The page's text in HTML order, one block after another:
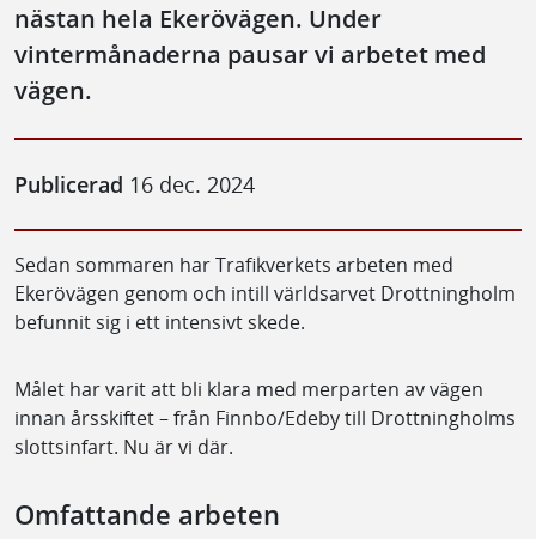
nästan hela Ekerövägen. Under
vintermånaderna pausar vi arbetet med
vägen.
Publicerad 16 dec. 2024
Sedan sommaren har Trafikverkets arbeten med
Ekerövägen genom och intill världsarvet Drottningholm
befunnit sig i ett intensivt skede.
Målet har varit att bli klara med merparten av vägen
innan årsskiftet – från Finnbo/Edeby till Drottningholms
slottsinfart. Nu är vi där.
Omfattande arbeten